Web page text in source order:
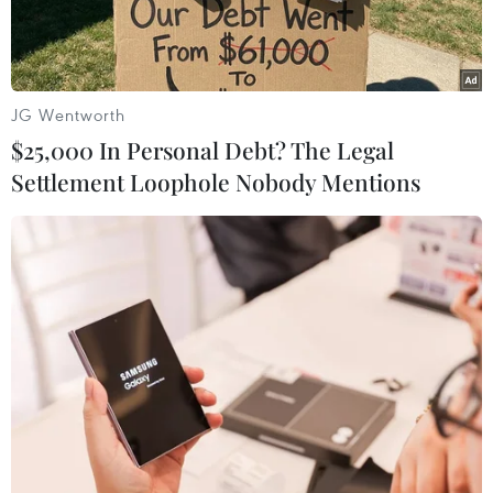
Các máy bay tại một sân bay ở Iran. (Ảnh: IRNA/TTXVN)
Ngày 8/6, sân bay quốc tế ở thủ đô Tehran của
Iran đã mở cửa trở lại và các chuyến bay chở
khách hành hương Hajj từ Saudi Arabia đã được
hạ cánh.
Hãng thông tấn Mehr của Iran cho biết Phó
Giám đốc điều hành sân bay của Công ty Sân
JG Wentworth
$25,000 In Personal Debt? The Legal
Settlement Loophole Nobody Mentions